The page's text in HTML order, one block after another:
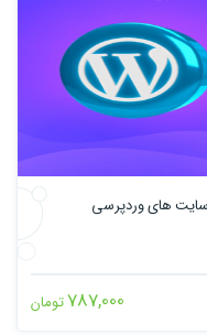
های وردپرسی
787,000تومان